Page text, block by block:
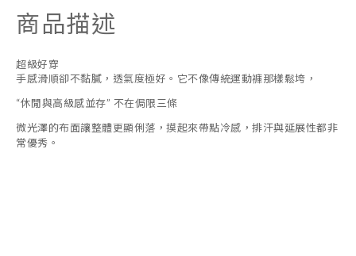
商品描述
超級好穿
手感滑順卻不黏膩，透氣度極好。它不像傳統運動褲那樣鬆垮，
“休閒與高級感並存” 不在侷限三條
微光澤的布面讓整體更顯俐落，摸起來帶點冷感，排汗與延展性都非
常優秀。